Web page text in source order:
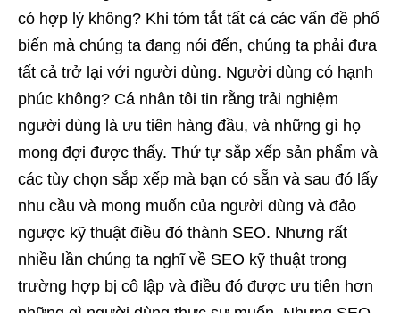
có hợp lý không? Khi tóm tắt tất cả các vấn đề phổ
biến mà chúng ta đang nói đến, chúng ta phải đưa
tất cả trở lại với người dùng. Người dùng có hạnh
phúc không? Cá nhân tôi tin rằng trải nghiệm
người dùng là ưu tiên hàng đầu, và những gì họ
mong đợi được thấy. Thứ tự sắp xếp sản phẩm và
các tùy chọn sắp xếp mà bạn có sẵn và sau đó lấy
nhu cầu và mong muốn của người dùng và đảo
ngược kỹ thuật điều đó thành SEO. Nhưng rất
nhiều lần chúng ta nghĩ về SEO kỹ thuật trong
trường hợp bị cô lập và điều đó được ưu tiên hơn